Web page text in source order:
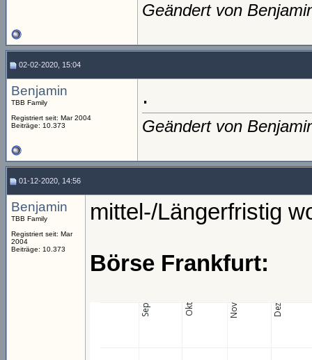
Geändert von
02-02-2020, 15:04
Benjamin
TBB Family
Registriert seit: Mar 2004
Beiträge: 10.373
.
Geändert von
01-12-2020, 14:56
Benjamin
TBB Family
Registriert seit: Mar
2004
Beiträge: 10.373
mittel-/Längerfristig
Börse Frankfurt: